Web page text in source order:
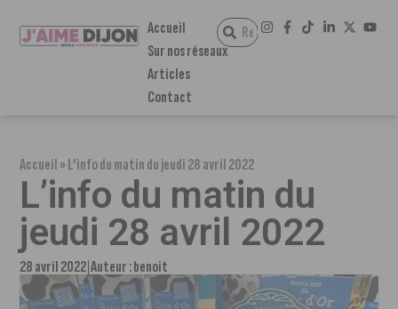
Accueil
Sur nos réseaux
Articles
Contact
Accueil»L’info du matin du jeudi 28 avril 2022
L’info du matin du
jeudi 28 avril 2022
28 avril 2022 Auteur :benoit